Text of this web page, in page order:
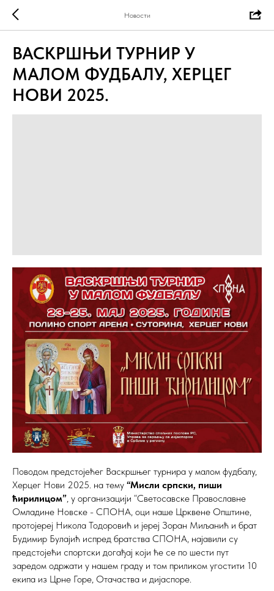
Новости
ВАСКРШЊИ ТУРНИР У
МАЛОМ ФУДБАЛУ, ХЕРЦЕГ
НОВИ 2025.
Поводом предстојећег Васкршњег турнира у малом фудбалу,
Херцег Нови 2025. на тему “Мисли српски, пиши
ћирилицом”, у организацији “Светосавске Православне
Омладине Новске - СПОНА, оци наше Црквене Општине,
протојереј Никола Тодоровић и јереј Зоран Миљанић и брат
Будимир Булајић испред братства СПОНА, најавили су
предстојећи спортски догађај који ће се по шести пут
заредом одржати у нашем граду и том приликом угостити 10
екипа из Црне Горе, Отачаства и дијаспоре.